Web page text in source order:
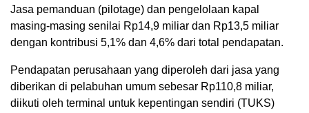
Jasa pemanduan (pilotage) dan pengelolaan kapal
masing-masing senilai Rp14,9 miliar dan Rp13,5 miliar
dengan kontribusi 5,1% dan 4,6% dari total pendapatan.
Pendapatan perusahaan yang diperoleh dari jasa yang
diberikan di pelabuhan umum sebesar Rp110,8 miliar,
diikuti oleh terminal untuk kepentingan sendiri (TUKS)